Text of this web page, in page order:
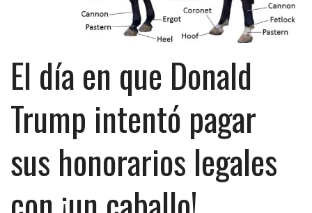
El día en que Donald
Trump intentó pagar
sus honorarios legales